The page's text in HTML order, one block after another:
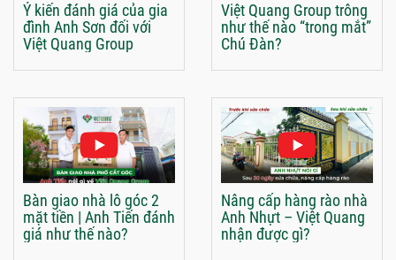
Ý kiến đánh giá của gia
đình Anh Sơn đối với
Việt Quang Group
Việt Quang Group trông
như thế nào “trong mắt”
Chú Đàn?
Bàn giao nhà lô góc 2
mặt tiền | Anh Tiến đánh
giá như thế nào?
Nâng cấp hàng rào nhà
Anh Nhựt – Việt Quang
nhận được gì?